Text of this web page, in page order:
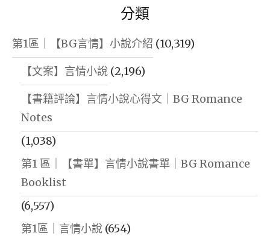
分類
第1區｜【BG言情】小說介紹 (10,319)
【文案】言情小說 (2,196)
【書籍評論】言情小說心得文｜BG Romance
Notes
(1,038)
第1 區｜【書單】言情小說書單｜BG Romance
Booklist
(6,557)
第1區｜言情小說 (654)